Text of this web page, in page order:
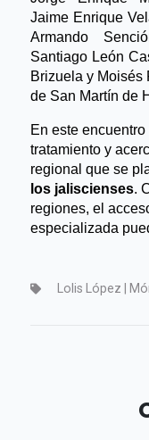
Jaime Enrique
Armando
Santiago León
Brizuela y Moisés
de San Martín de
En este
tratamiento y
regional que se
los jaliscienses.
regiones, el
especializada
Lolis López |